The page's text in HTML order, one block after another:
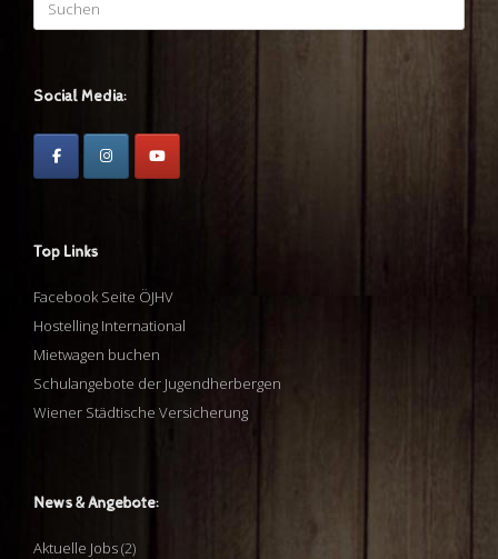
nach:
Social Media:
Top Links
Facebook Seite ÖJHV
Hostelling International
Mietwagen buchen
Schulangebote der Jugendherbergen
Wiener Städtische Versicherung
News & Angebote:
Aktuelle Jobs(2)